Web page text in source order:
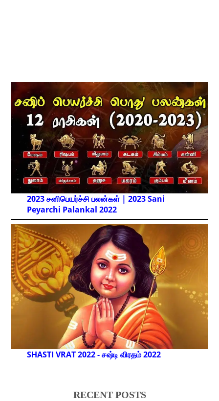
2023 சனிபெயர்ச்சி பலன்கள் | 2023 Sani
Peyarchi Palankal 2022
SHASTI VRAT 2022 - சஷ்டி விரதம் 2022
RECENT POSTS